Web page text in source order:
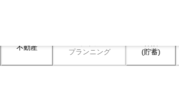
不動産
プランニング
(貯蓄)